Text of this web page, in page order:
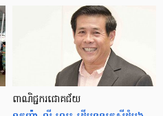
ពាណិជ្ជករជោគជ័យ